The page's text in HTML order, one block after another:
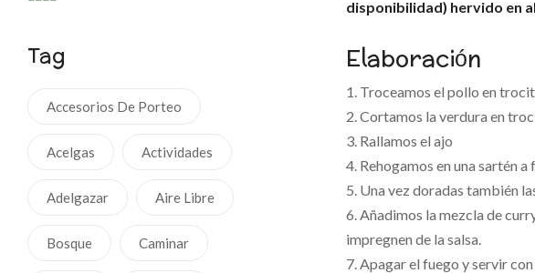
Tag
Accesorios De Porteo
Acelgas Actividades
Adelgazar Aire Libre
Bosque Caminar
disponibilidad) hervido en
Elaboración
1. Troceamos el pollo en
2. Cortamos la verdura en
3. Rallamos el ajo
4. Rehogamos en una sartén
5. Una vez doradas también
6. Añadimos la mezcla de
impregnen de la salsa.
7. Apagar el fuego y servir